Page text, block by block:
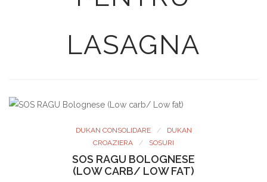
LASAGNA
DUKAN CONSOLIDARE
DUKAN
CROAZIERA
SOSURI
SOS RAGU BOLOGNESE
(LOW CARB/ LOW FAT)